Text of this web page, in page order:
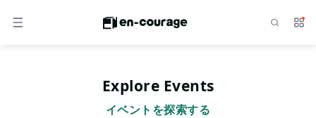
メニュー サ
Explore Events
イベントを探索する